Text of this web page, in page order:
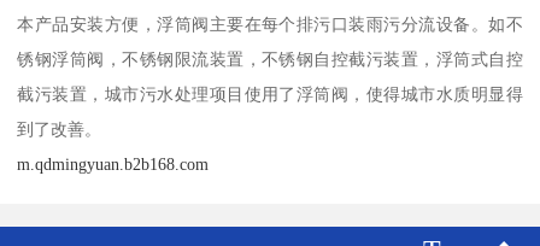
本产品安装方便，浮筒阀主要在每个排污口装雨污分流设备。如不
锈钢浮筒阀，不锈钢限流装置，不锈钢自控截污装置，浮筒式自控
截污装置，城市污水处理项目使用了浮筒阀，使得城市水质明显得
到了改善。
m.qdmingyuan.b2b168.com